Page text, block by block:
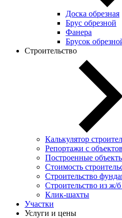
Доска обрезная
Брус обрезной
Фанера
Брусок
Строительство
Калькулятор
Репортажи с объектов
Построенные
Стоимость
Строительство
Строительство из ж/
Клик-шахты
Участки
Услуги и цены